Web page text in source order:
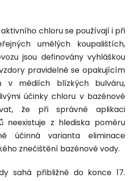
chloru se používají i při
umělých koupalištích,
jsou definovány vyhláškou
pravidelně se opakujícím
v médiích blízkých bulváru,
účinky chloru v bazénové
že při správné aplikaci
neexistuje z hlediska poměru
účinná varianta eliminace
znečištění bazénové vody.
sahá přibližně do konce 17.